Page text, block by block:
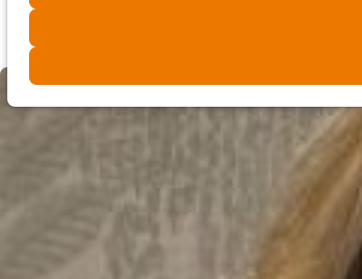
mensen met autisme naar passend werk.